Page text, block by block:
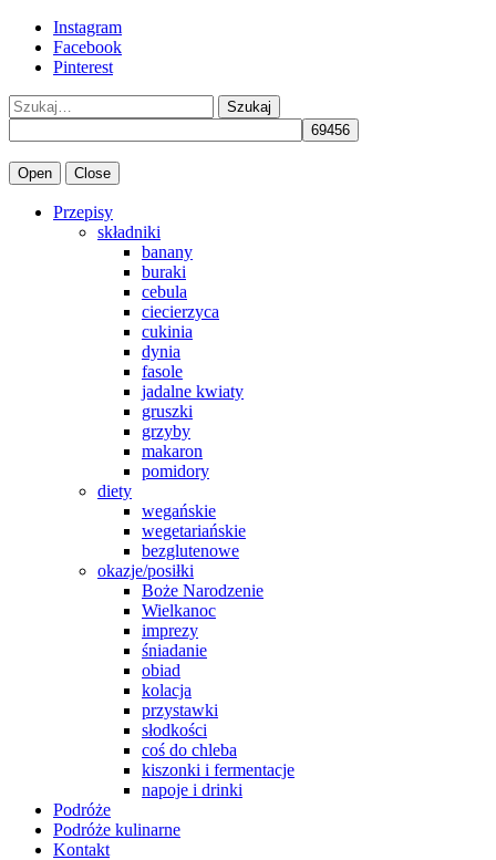
Instagram
Facebook
Pinterest
Szukaj
Open Close
Przepisy
składniki
banany
buraki
cebula
ciecierzyca
cukinia
dynia
fasole
jadalne kwiaty
gruszki
grzyby
makaron
pomidory
diety
wegańskie
wegetariańskie
bezglutenowe
okazje/posiłki
Boże Narodzenie
Wielkanoc
imprezy
śniadanie
obiad
kolacja
przystawki
słodkości
coś do chleba
kiszonki i fermentacje
napoje i drinki
Podróże
Podróże kulinarne
Kontakt